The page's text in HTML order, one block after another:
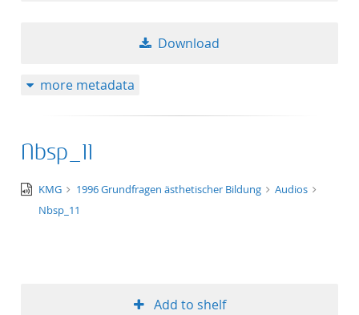
Download
more metadata
Nbsp_11
audio/x-
wav
KMG 1996 Grundfragen ästhetischer Bildung
Audios
Nbsp_11
Add to shelf